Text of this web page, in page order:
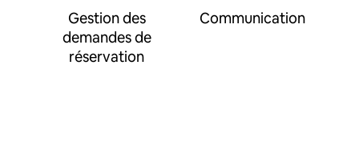
Gestion des
demandes de
réservation
Communication